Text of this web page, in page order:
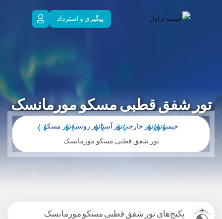
پیگیری و استرداد
تور شفق قطبی مسکو مورمانسک
جیمبوتورتور خارجیتور آسیاتور روسیهتور مسکو
تور شفق قطبی مسکو مورمانسک
پکیج‌های تور شفق قطبی مسکو مورمانسک